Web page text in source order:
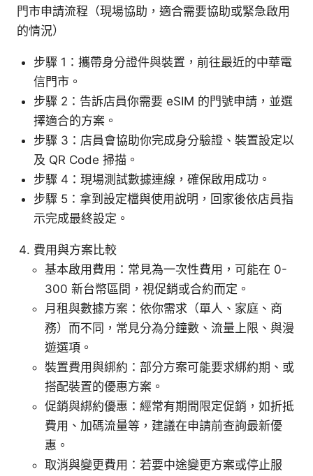
門市申請流程（現場協助，適合需要協助或緊急啟用
的情況）
步驟 1：攜帶身分證件與裝置，前往最近的中華電
信門市。
步驟 2：告訴店員你需要 eSIM 的門號申請，並選
擇適合的方案。
步驟 3：店員會協助你完成身分驗證、裝置設定以
及 QR Code 掃描。
步驟 4：現場測試數據連線，確保啟用成功。
步驟 5：拿到設定檔與使用說明，回家後依店員指
示完成最終設定。
費用與方案比較
基本啟用費用：常見為一次性費用，可能在 0-
300 新台幣區間，視促銷或合約而定。
月租與數據方案：依你需求（單人、家庭、商
務）而不同，常見分為分鐘數、流量上限、與漫
遊選項。
裝置費用與綁約：部分方案可能要求綁約期、或
搭配裝置的優惠方案。
促銷與綁約優惠：經常有期間限定促銷，如折抵
費用、加碼流量等，建議在申請前查詢最新優
惠。
取消與變更費用：若要中途變更方案或停止服